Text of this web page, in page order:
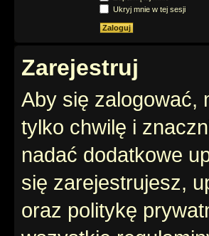
Ukryj mnie w tej sesji
Zarejestruj
Aby się zalogować,
tylko chwilę i
nadać dodatkowe
się zarejestrujesz,
oraz politykę